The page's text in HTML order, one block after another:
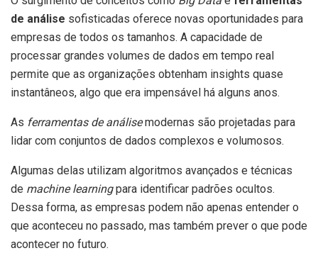
de análise sofisticadas oferece novas oportunidades para
empresas de todos os tamanhos. A capacidade de
processar grandes volumes de dados em tempo real
permite que as organizações obtenham insights quase
instantâneos, algo que era impensável há alguns anos.
As ferramentas de análisemodernas são projetadas para
lidar com conjuntos de dados complexos e volumosos.
Algumas delas utilizam algoritmos avançados e técnicas
de machine learningpara identificar padrões ocultos.
Dessa forma, as empresas podem não apenas entender o
que aconteceu no passado, mas também prever o que pode
acontecer no futuro.